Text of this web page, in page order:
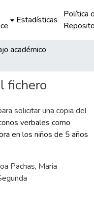
Estadísticas
Política
académico
fichero
solicitar una copia del
verbales como
en los niños de 5 años
Pachas, Maria